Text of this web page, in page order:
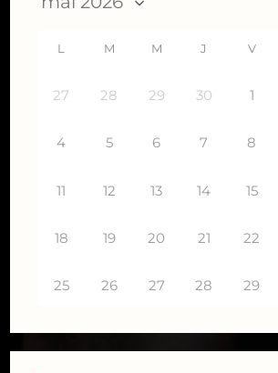
L M M J V
27 28 29 30 1
4 5 6 7 8
11 12 13 14 15
18 19 20 21 22
25 26 27 28 29